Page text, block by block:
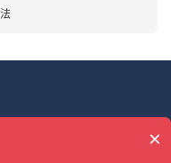
×